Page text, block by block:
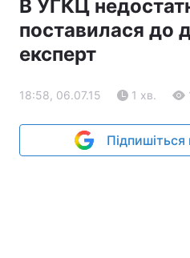
В УГКЦ
поставилася до
експерт
18:58, 06.07.15 1 хв.